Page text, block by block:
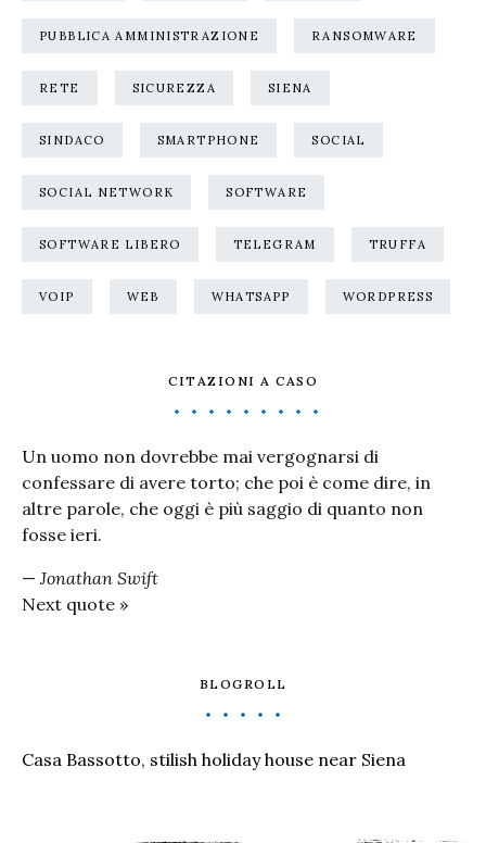
PUBBLICA AMMINISTRAZIONE RANSOMWARE
RETE SICUREZZA SIENA
SINDACO SMARTPHONE SOCIAL
SOCIAL NETWORK SOFTWARE
SOFTWARE LIBERO TELEGRAM TRUFFA
VOIP WEB WHATSAPP WORDPRESS
CITAZIONI A CASO
Un uomo non dovrebbe mai vergognarsi di
confessare di avere torto; che poi è come dire, in
altre parole, che oggi è più saggio di quanto non
fosse ieri.
— Jonathan Swift
Next quote »
BLOGROLL
Casa Bassotto, stilish holiday house near Siena